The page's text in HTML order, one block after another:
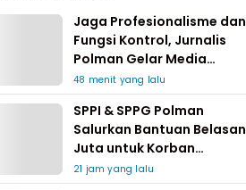
Jaga Profesionalisme dan
Fungsi Kontrol, Jurnalis
Polman Gelar Media
Gathering
48 menit yang lalu
SPPI & SPPG Polman
Salurkan Bantuan Belasan
Juta untuk Korban
Kebakaran di Limboro
21 jam yang lalu